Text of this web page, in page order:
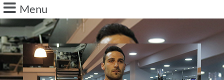
Menu